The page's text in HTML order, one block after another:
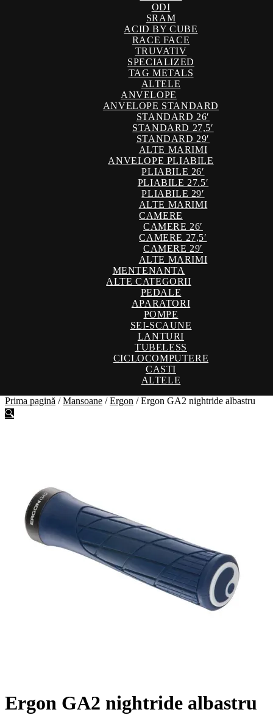
ODI
SRAM
ACID BY CUBE
RACE FACE
TRUVATIV
SPECIALIZED
TAG METALS
ALTELE
ANVELOPE
ANVELOPE STANDARD
STANDARD 26′
STANDARD 27,5′
STANDARD 29′
ALTE MARIMI
ANVELOPE PLIABILE
PLIABILE 26′
PLIABILE 27.5′
PLIABILE 29′
ALTE MARIMI
CAMERE
CAMERE 26′
CAMERE 27,5′
CAMERE 29′
ALTE MARIMI
MENTENANTA
ALTE CATEGORII
PEDALE
APARATORI
POMPE
SEI-SCAUNE
LANTURI
TUBELESS
CICLOCOMPUTERE
CASTI
ALTELE
Prima pagină /Mansoane /Ergon /Ergon GA2 nightride albastru
🔍
Ergon GA2 nightride albastru